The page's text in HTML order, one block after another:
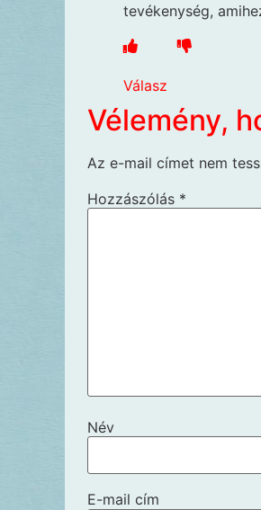
tevékenység,
Válasz
Vélemény,
Az e-mail címet nem
Hozzászólás *
Név
E-mail cím